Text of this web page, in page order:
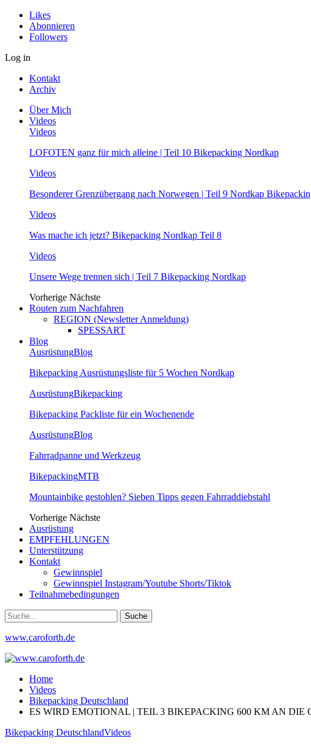
Likes
Abonnieren
Followers
Log in
Kontakt
Archiv
Über Mich
Videos
Videos
LOFOTEN ganz für mich alleine | Teil 10 Bikepacking Nordkap
Videos
Besonderer Grenzübergang nach Norwegen | Teil 9 Nordkap
Videos
Was mache ich jetzt? Bikepacking Nordkap Teil 8
Videos
Unsere Wege trennen sich | Teil 7 Bikepacking Nordkap
Vorherige Nächste
Routen zum Nachfahren
REGION (Newsletter Anmeldung)
SPESSART
Blog
AusrüstungBlog
Bikepacking Ausrüstungsliste für 5 Wochen Nordkap
AusrüstungBikepacking
Bikepacking Packliste für ein Wochenende
AusrüstungBlog
Fahrradpanne und Werkzeug
BikepackingMTB
Mountainbike gestohlen? Sieben Tipps gegen Fahrraddiebstahl
Vorherige Nächste
Ausrüstung
EMPFEHLUNGEN
Unterstützung
Kontakt
Gewinnspiel
Gewinnspiel Instagram/Youtube Shorts/Tiktok
Teilnahmebedingungen
www.caroforth.de
Home
Videos
Bikepacking Deutschland
ES WIRD EMOTIONAL | TEIL 3 BIKEPACKING 600 KM AN DIE
Bikepacking DeutschlandVideos